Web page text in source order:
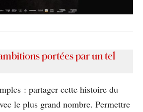
portées par un tel
: partager cette histoire du
le plus grand nombre. Permettre